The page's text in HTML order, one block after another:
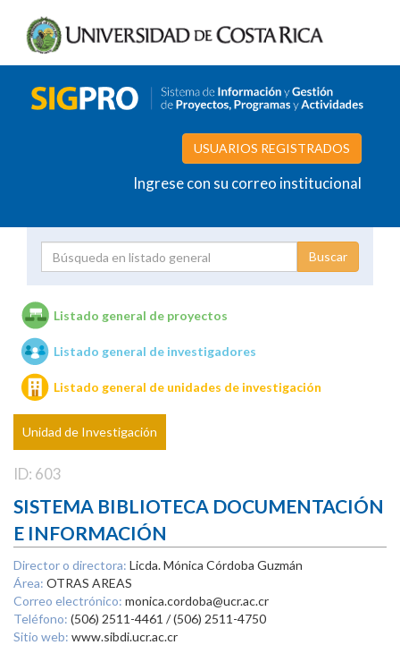
USUARIOS REGISTRADOS
Ingrese con su correo institucional
Unidades de investigación
Listado general de proyectos
Listado general de investigadores
Listado general de unidades de investigación
Unidad de Investigación
ID: 603
SISTEMA BIBLIOTECA DOCUMENTACIÓN
E INFORMACIÓN
Director o directora: Licda. Mónica Córdoba Guzmán
Área: OTRAS AREAS
Correo electrónico: monica.cordoba@ucr.ac.cr
Teléfono: (506) 2511-4461 / (506) 2511-4750
Sitio web: www.sibdi.ucr.ac.cr